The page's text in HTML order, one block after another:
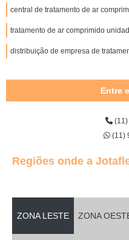
central de tratamento de ar
tratamento de ar comprimido
distribuição de empresa de
Entre
(11)
Regiões onde a
ZONA LESTE ZONA